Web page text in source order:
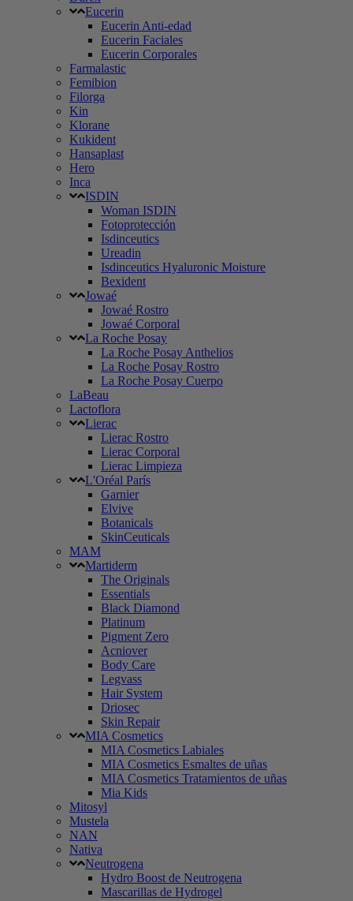
Eucerin
Eucerin Anti-edad
Eucerin Faciales
Eucerin Corporales
Farmalastic
Femibion
Filorga
Kin
Klorane
Kukident
Hansaplast
Hero
Inca
ISDIN
Woman ISDIN
Fotoprotección
Isdinceutics
Ureadin
Isdinceutics Hyaluronic Moisture
Bexident
Jowaé
Jowaé Rostro
Jowaé Corporal
La Roche Posay
La Roche Posay Anthelios
La Roche Posay Rostro
La Roche Posay Cuerpo
LaBeau
Lactoflora
Lierac
Lierac Rostro
Lierac Corporal
Lierac Limpieza
L'Oréal París
Garnier
Elvive
Botanicals
SkinCeuticals
MAM
Martiderm
The Originals
Essentials
Black Diamond
Platinum
Pigment Zero
Acniover
Body Care
Legvass
Hair System
Driosec
Skin Repair
MIA Cosmetics
MIA Cosmetics Labiales
MIA Cosmetics Esmaltes de uñas
MIA Cosmetics Tratamientos de uñas
Mia Kids
Mitosyl
Mustela
NAN
Nativa
Neutrogena
Hydro Boost de Neutrogena
Mascarillas de Hydrogel